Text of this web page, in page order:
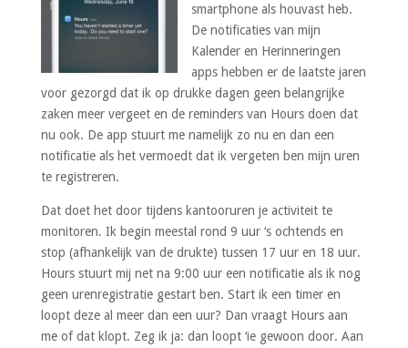
smartphone als houvast heb.
De notificaties van mijn
Kalender en Herinneringen
apps hebben er de laatste jaren
voor gezorgd dat ik op drukke dagen geen belangrijke
zaken meer vergeet en de reminders van Hours doen dat
nu ook. De app stuurt me namelijk zo nu en dan een
notificatie als het vermoedt dat ik vergeten ben mijn uren
te registreren.
Dat doet het door tijdens kantooruren je activiteit te
monitoren. Ik begin meestal rond 9 uur ‘s ochtends en
stop (afhankelijk van de drukte) tussen 17 uur en 18 uur.
Hours stuurt mij net na 9:00 uur een notificatie als ik nog
geen urenregistratie gestart ben. Start ik een timer en
loopt deze al meer dan een uur? Dan vraagt Hours aan
me of dat klopt. Zeg ik ja: dan loopt ‘ie gewoon door. Aan